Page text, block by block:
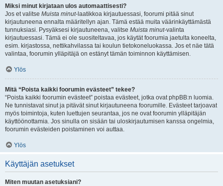
Miksi minut kirjataan ulos automaattisesti?
Jos et valitse Muista minut-laatikkoa kirjautuessasi, foorumi pitää sinut
kirjautuneena ennalta määritellyn ajan. Tämä estää muita väärinkäyttämästä
tunnuksiasi. Pysyäksesi kirjautuneena, valitse Muista minut-valinta
kirjautuessasi. Tämä ei ole suositeltavaa, jos käytät foorumia jaetulta koneelta,
esim. kirjastossa, nettikahvilassa tai koulun tietokoneluokassa. Jos et näe tätä
valintaa, foorumin ylläpitäjä on estänyt tämän toiminnon käyttämisen.
Ylös
Mitä “Poista kaikki foorumin evästeet” tekee?
“Poista kaikki foorumin evästeet” poistaa evästeet, jotka ovat phpBB:n luomia.
Ne tunnistavat sinut ja pitävät sinut kirjautuneena foorumille. Evästeet tarjoavat
myös toimintoja, kuten luettujen seurantaa, jos ne ovat foorumin ylläpitäjän
käyttöönottamia. Jos sinulla on sisään tai uloskirjautumisen kanssa ongelmia,
foorumin evästeiden poistaminen voi auttaa.
Ylös
Käyttäjän asetukset
Miten muutan asetuksiani?